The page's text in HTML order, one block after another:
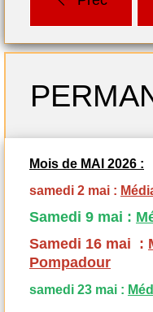
Profitez
films et
grâce à LA
le lien ci-
https://
Mois de MAI 2026 :
samedi 2 mai :
Samedi 9 mai :
Samedi 16 mai :
Pompadour
samedi 23 mai :